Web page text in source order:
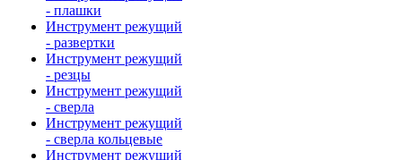
- плашки
Инструмент режущий
- развертки
Инструмент режущий
- резцы
Инструмент режущий
- сверла
Инструмент режущий
- сверла кольцевые
Инструмент режущий